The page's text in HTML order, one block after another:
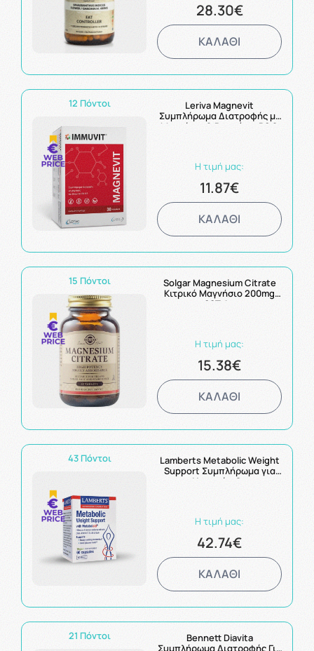
28.30€
ΚΑΛΑΘΙ
12 Πόντοι
Leriva Magnevit
Συμπλήρωμα Διατροφής με
Μαγνήσιο & Βιταμίνες B6 &
Η τιμή μας:
11.87€
ΚΑΛΑΘΙ
15 Πόντοι
Solgar Magnesium Citrate
Κιτρικό Μαγνήσιο 200mg
60Tabs
Η τιμή μας:
15.38€
ΚΑΛΑΘΙ
43 Πόντοι
Lamberts Metabolic Weight
Support Συμπλήρωμα για
την Υποστήριξη του
Η τιμή μας:
42.74€
ΚΑΛΑΘΙ
21 Πόντοι
Bennett Diavita
Συμπλήρωμα Διατροφής Για